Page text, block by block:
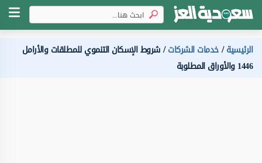
الرئيسية خدمات الشركات شروط الإسكان التنموي للمطلقات والأرامل
1446 والأوراق المطلوبة